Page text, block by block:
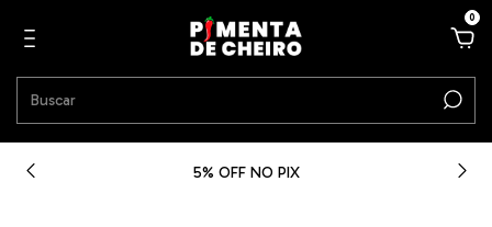
0
5% OFF NO PIX